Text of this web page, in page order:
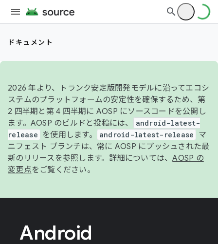
ドキュメント
2026 年より、トランク安定版開発モデルに沿ってエコシ
ステムのプラットフォームの安定性を確保するため、第
2 四半期と第 4 四半期に AOSP にソースコードを公開し
ます。AOSP のビルドと投稿には、
android-latest-
release
を使用します。 android-latest-release
マ
ニフェスト ブランチは、常に AOSP にプッシュされた最
新のリリースを参照します。詳細については、AOSP の
変更点をご覧ください。
Android